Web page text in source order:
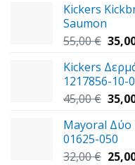
Kickers
Saumon
55,00€
was:
Kickers
1217856-10-
45,00€
was:
45,00
Mayoral Δύο
01625-050
32,00€